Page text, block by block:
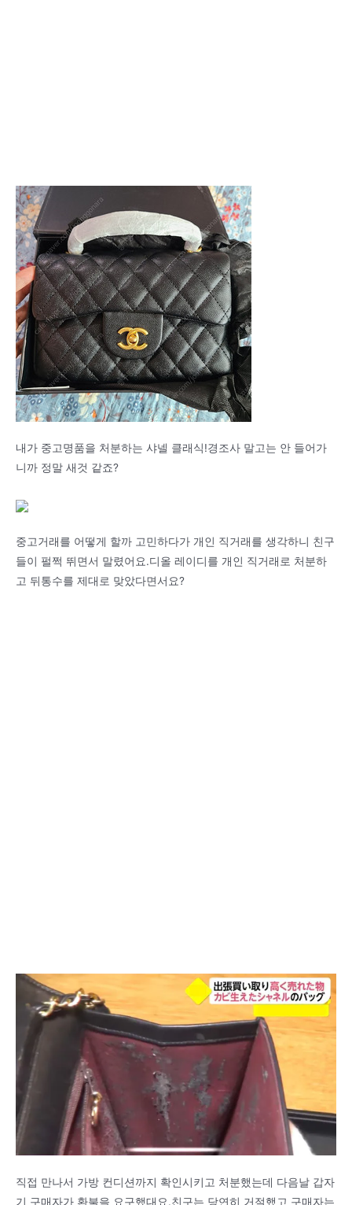
내가 중고명품을 처분하는 샤넬 클래식!경조사 말고는 안 들어가
니까 정말 새것 같죠?
중고거래를 어떻게 할까 고민하다가 개인 직거래를 생각하니 친구
들이 펄쩍 뛰면서 말렸어요.디올 레이디를 개인 직거래로 처분하
고 뒤통수를 제대로 맞았다면서요?
직접 만나서 가방 컨디션까지 확인시키고 처분했는데 다음날 갑자
기 구매자가 환불을 요구했대요.친구는 당연히 거절했고 구매자는